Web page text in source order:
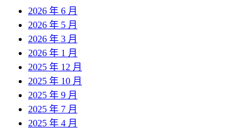
2026 年 6 月
2026 年 5 月
2026 年 3 月
2026 年 1 月
2025 年 12 月
2025 年 10 月
2025 年 9 月
2025 年 7 月
2025 年 4 月